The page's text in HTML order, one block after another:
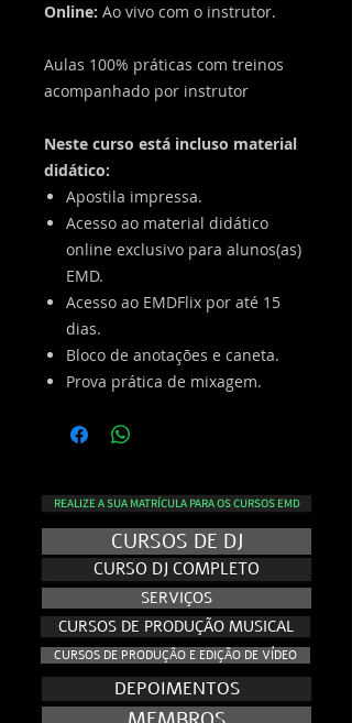
Online: Ao vivo com o instrutor.
Aulas 100% práticas com treinos
acompanhado por instrutor
​Neste curso está incluso material
didático:
Apostila impressa.
Acesso ao material didático
online exclusivo para alunos(as)
EMD.
Acesso ao EMDFlix por até 15
dias.
Bloco de anotações e caneta.
Prova prática de mixagem.
REALIZE A SUA MATRÍCULA PARA OS CURSOS EMD
CURSOS DE DJ
CURSO DJ COMPLETO
SERVIÇOS
CURSOS DE PRODUÇÃO MUSICAL
CURSOS DE PRODUÇÃO E EDIÇÃO DE VÍDEO
DEPOIMENTOS